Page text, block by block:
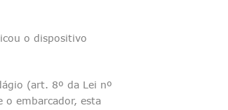
o dispositivo
(art. 8º da Lei nº
embarcador, esta